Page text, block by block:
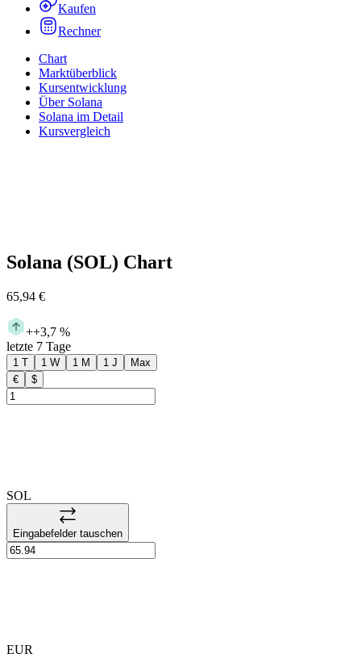
Kaufen
Rechner
Chart
Marktüberblick
Kursentwicklung
Über Solana
Solana im Detail
Kursvergleich
Solana (SOL) Chart
65,94 €
++3,7 %
letzte 7 Tage
1 T 1 W 1 M 1 J
Max
€
$
SOL
Eingabefelder tauschen
EUR